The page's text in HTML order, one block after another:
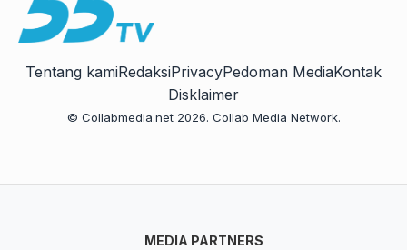
Tentang kamiRedaksiPrivacyPedoman MediaKontak
Disklaimer
© Collabmedia.net 2026. Collab Media Network.
MEDIA PARTNERS